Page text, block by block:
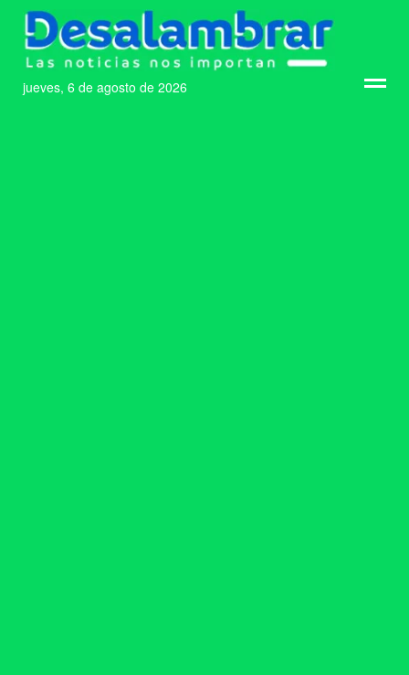
jueves, 6 de agosto de 2026